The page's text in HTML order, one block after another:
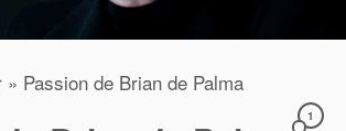
» Passion de Brian de Palma
1